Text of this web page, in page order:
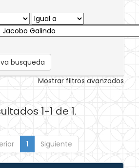
busqueda
Mostrar filtros avanzados
1-1 de 1.
1 Siguiente